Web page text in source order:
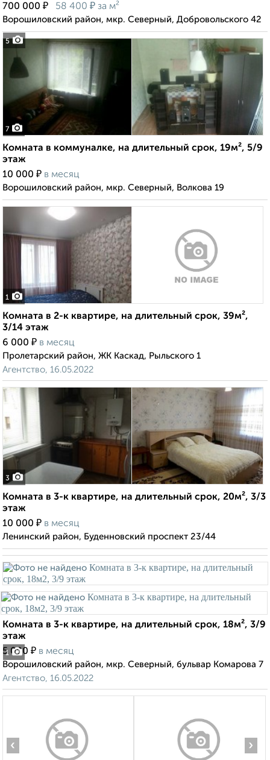
5
700 000 ₽ 58 400 ₽ за м²
Ворошиловский район, мкр. Северный, Добровольского 42
7
Комната в коммуналке, на длительный срок, 19м², 5/9
этаж
10 000 ₽ в месяц
Ворошиловский район, мкр. Северный, Волкова 19
1
Комната в 2-к квартире, на длительный срок, 39м²,
3/14 этаж
6 000 ₽ в месяц
Пролетарский район, ЖК Каскад, Рыльского 1
Агентство, 16.05.2022
3
Комната в 3-к квартире, на длительный срок, 20м², 3/3
этаж
10 000 ₽ в месяц
Ленинский район, Буденновский проспект 23/44
1
Комната в 3-к квартире, на длительный срок, 18м², 3/9
этаж
5 000 ₽ в месяц
Ворошиловский район, мкр. Северный, бульвар Комарова 7
Агентство, 16.05.2022
‹ ›